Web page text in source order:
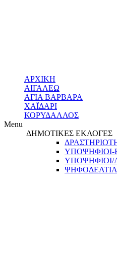
ΑΡΧΙΚΗ
ΑΙΓΑΛΕΩ
ΑΓΙΑ ΒΑΡΒΑΡΑ
ΧΑΪΔΑΡΙ
ΚΟΡΥΔΑΛΛΟΣ
Menu
ΔΗΜΟΤΙΚΕΣ ΕΚΛΟΓΕΣ
ΥΠΟΨΗΦΙΟΙ-
ΥΠΟΨΗΦΙΟΙ/
ΨΗΦΟΔΕΛΤΙΑ